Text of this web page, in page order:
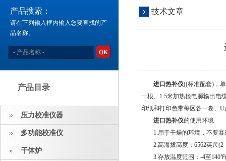
产品搜索：
请在下列输入框内输入您要查找的产
品名称。
产品目录
压力校准仪器
多功能校准仪
干体炉
技术文章
进口热补仪((标准配套)，
一根、1.5米加热毯电源输出电
印纸和打印色带每区各一卷、U
进口热补仪的使用环境
1.用于干燥的环境，不要
2.高海拔高度：6562英尺
3.存放温度范围：-4至